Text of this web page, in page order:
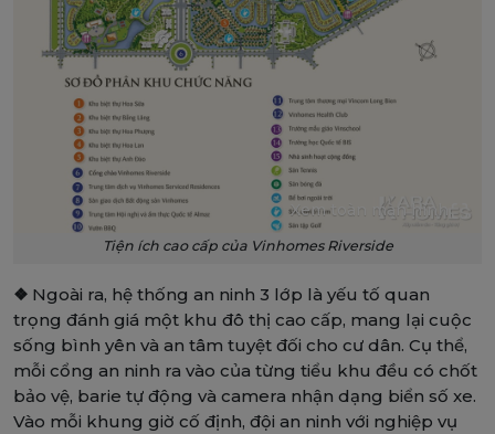
Xem toàn màn hình
Tiện ích cao cấp của Vinhomes Riverside
❖ Ngoài ra, hệ thống an ninh 3 lớp là yếu tố quan
trọng đánh giá một khu đô thị cao cấp, mang lại cuộc
sống bình yên và an tâm tuyệt đối cho cư dân. Cụ thể,
mỗi cổng an ninh ra vào của từng tiểu khu đều có chốt
bảo vệ, barie tự động và camera nhận dạng biển số xe.
Vào mỗi khung giờ cố định, đội an ninh với nghiệp vụ